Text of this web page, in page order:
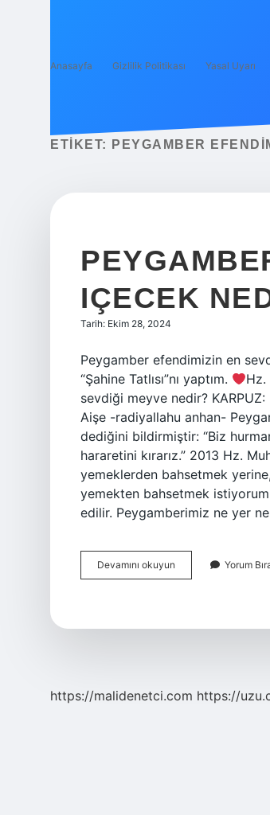
Anasayfa Gizlilik Politikası Yasal Uyarı
ETIKET: PEYGAMBER
IÇECEK
Tarih: Ekim 28, 2024
Peygamber efendimizin en
“Şahine Tatlısı”nı yaptım.
Hz.
sevdiği meyve nedir?
Aişe -radiyallahu anhan-
dediğini bildirmiştir: “Biz
hararetini kırarız.” 2013 Hz.
yemeklerden bahsetmek
yemekten bahsetmek
edilir. Peygamberimiz ne yer
Devamını okuyun Peygamber
Efendimizin
Yorum
https://malidenetci.com https://